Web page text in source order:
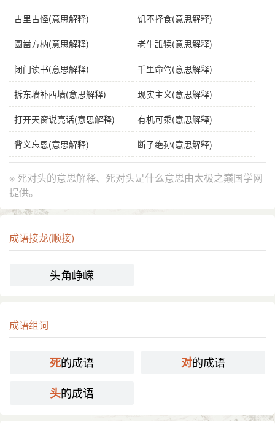
字义分解
sǐ
死
duì
对
tóu tou
头
古里古怪(意思解释) 饥不择食(意思解释)
圆凿方枘(意思解释) 老牛舐犊(意思解释)
闭门读书(意思解释) 千里命驾(意思解释)
拆东墙补西墙(意思解释) 现实主义(意思解释)
打开天窗说亮话(意思解释) 有机可乘(意思解释)
背义忘恩(意思解释) 断子绝孙(意思解释)
※ 死对头的意思解释、死对头是什么意思由太极之巅国学网
提供。
成语接龙(顺接)
头角峥嵘
成语组词
死的成语 对的成语
头的成语